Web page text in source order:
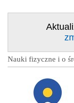
Nauki fizyczne i o